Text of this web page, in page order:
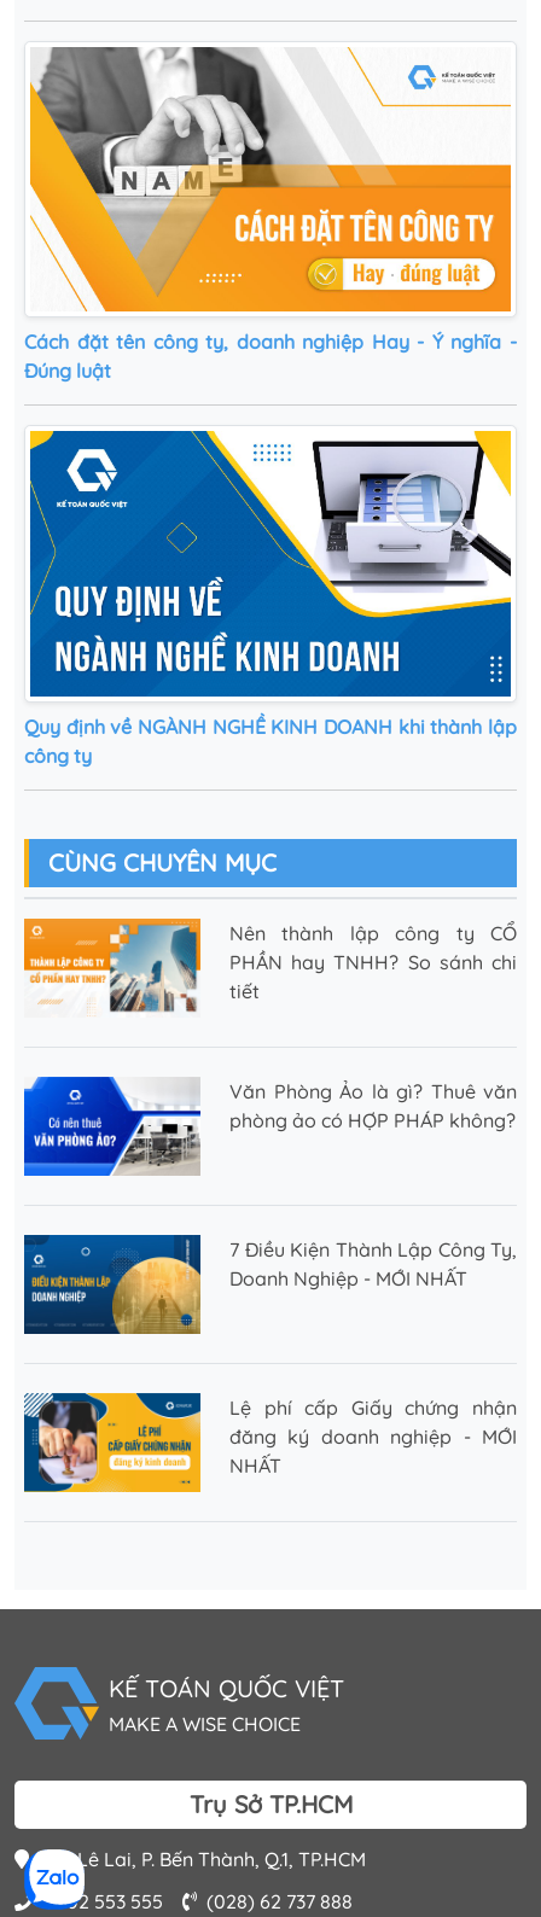
Cách‌ ‌đặt‌ ‌tên‌ ‌công‌ ‌ty,‌ ‌doanh‌ ‌nghiệp‌ ‌Hay‌ ‌-‌ ‌Ý‌ ‌nghĩa‌ ‌-‌
‌Đúng‌ ‌luật‌
Quy định về NGÀNH NGHỀ KINH DOANH khi thành lập
công ty
CÙNG CHUYÊN MỤC
Nên thành lập công ty CỔ
PHẦN hay TNHH? So sánh chi
tiết
Văn Phòng Ảo là gì? Thuê văn
phòng ảo có HỢP PHÁP không?
7 Điều Kiện Thành Lập Công Ty,
Doanh Nghiệp - MỚI NHẤT
Lệ phí cấp Giấy chứng nhận
đăng ký doanh nghiệp - MỚI
NHẤT
KẾ TOÁN QUỐC VIỆT
MAKE A WISE CHOICE
Trụ Sở TP.HCM
202 Lê Lai, P. Bến Thành, Q.1, TP.HCM
0902 553 555
(028) 62 737 888